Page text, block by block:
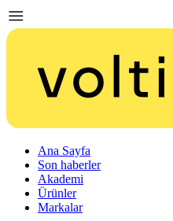
Ana Sayfa
Son haberler
Akademi
Ürünler
Markalar